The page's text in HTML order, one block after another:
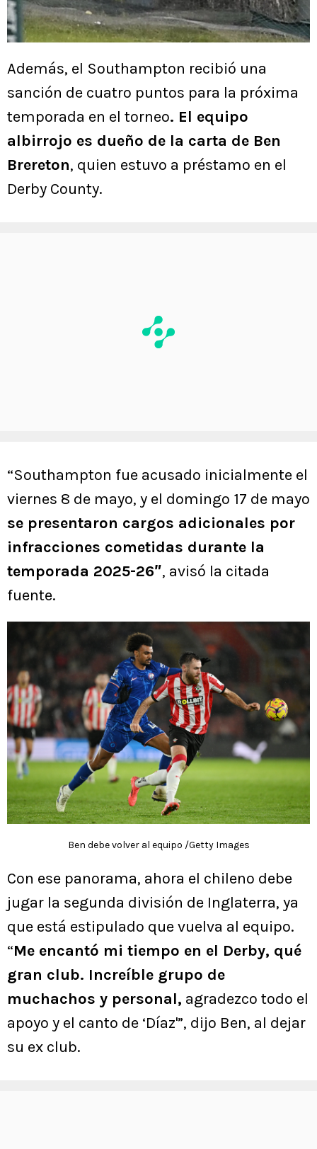
Además, el Southampton recibió una
sanción de cuatro puntos para la próxima
temporada en el torneo. El equipo
albirrojo es dueño de la carta de Ben
Brereton, quien estuvo a préstamo en el
Derby County.
“Southampton fue acusado inicialmente el
viernes 8 de mayo, y el domingo 17 de mayo
se presentaron cargos adicionales por
infracciones cometidas durante la
temporada 2025-26″, avisó la citada
fuente.
Ben debe volver al equipo /Getty Images
Con ese panorama, ahora el chileno debe
jugar la segunda división de Inglaterra, ya
que está estipulado que vuelva al equipo.
“Me encantó mi tiempo en el Derby, qué
gran club. Increíble grupo de
muchachos y personal, agradezco todo el
apoyo y el canto de ‘Díaz'”, dijo Ben, al dejar
su ex club.